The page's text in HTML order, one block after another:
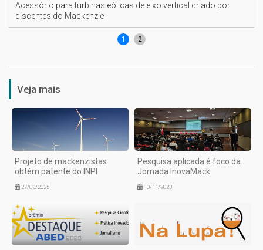
Acessório para turbinas eólicas de eixo vertical criado por
discentes do Mackenzie
1 2
Veja mais
Projeto de mackenzistas
obtém patente do INPI
27/03/2025
Pesquisa aplicada é foco da
Jornada InovaMack
10/11/2023